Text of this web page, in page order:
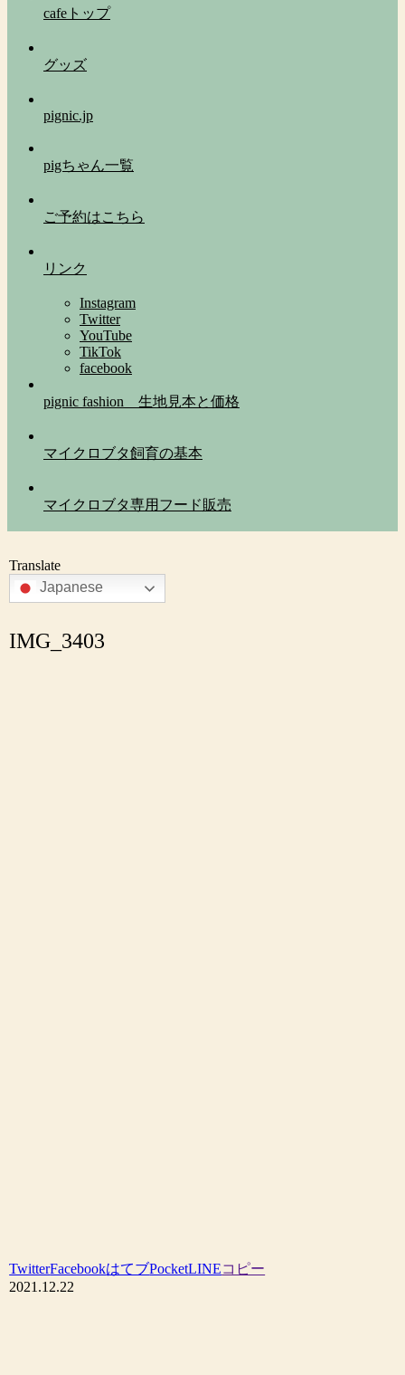
cafeトップ
グッズ
pignic.jp
pigちゃん一覧
ご予約はこちら
リンク
Instagram
Twitter
YouTube
TikTok
facebook
pignic fashion 生地見本と価格
マイクロブタ飼育の基本
マイクロブタ専用フード販売
Translate
Japanese
IMG_3403
TwitterFacebookはてブPocketLINEコピー
2021.12.22